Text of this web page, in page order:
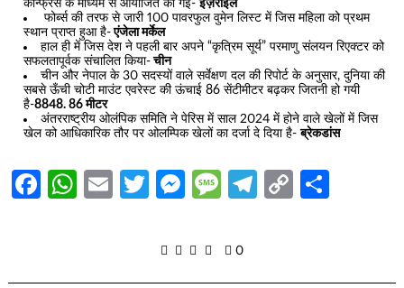
कॉन्फ्रेंस के माध्यम से आयोजित की गई-इज़राइल
फोर्ब्स की तरफ से जारी 100 पावरफुल वुमेन लिस्ट में जिस महिला को प्रथम
स्थान प्राप्त हुआ है-एंजेला मर्केल
हाल ही में जिस देश ने पहली बार अपने “कृत्रिम सूर्य” परमाणु संलयन रिएक्टर को
सफलतापूर्वक संचालित किया-चीन
चीन और नेपाल के 30 सदस्यों वाले सर्वेक्षण दल की रिपोर्ट के अनुसार, दुनिया की
सबसे ऊँची चोटी माउंट एवरेस्ट की ऊंचाई 86 सेंटीमीटर बढ़कर जितनी हो गयी
है-8848. 86 मीटर
अंतरराष्ट्रीय ओलंपिक समिति ने पेरिस में साल 2024 में होने वाले खेलों में जिस
खेल को आधिकारिक तौर पर ओलम्पिक खेलों का दर्जा दे दिया है-ब्रेकडांस
Facebook
WhatsApp
EmailTwitter
Messenger
Message
Telegram
Copy
0